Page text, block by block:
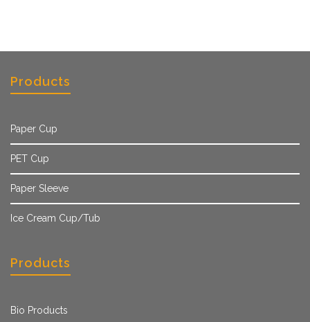
Products
Paper Cup
PET Cup
Paper Sleeve
Ice Cream Cup/Tub
Products
Bio Products